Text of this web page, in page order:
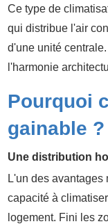
Ce type de
qui distribue l'air
d'une unité
l'harmonie
Pourquoi
gainable ?
Une distribution
L'un des
capacité à
logement. Fini les